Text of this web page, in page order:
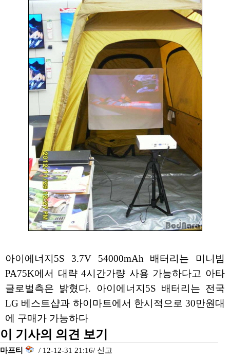
아이에너지5S 3.7V 54000mAh 배터리는 미니빔
PA75K에서 대략 4시간가량 사용 가능하다고 아타
글로벌측은 밝혔다. 아이에너지5S 배터리는 전국
LG 베스트샵과 하이마트에서 한시적으로 30만원대
에 구매가 가능하다
이 기사의 의견 보기
마프티 / 12-12-31 21:16/ 신고